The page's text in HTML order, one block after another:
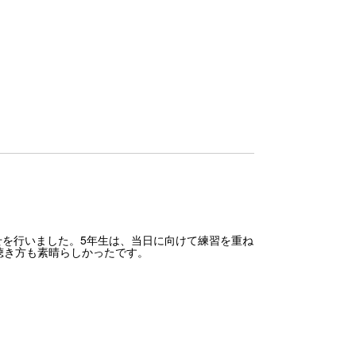
行いました。5年生は、当日に向けて練習を重ね
方も素晴らしかったです。